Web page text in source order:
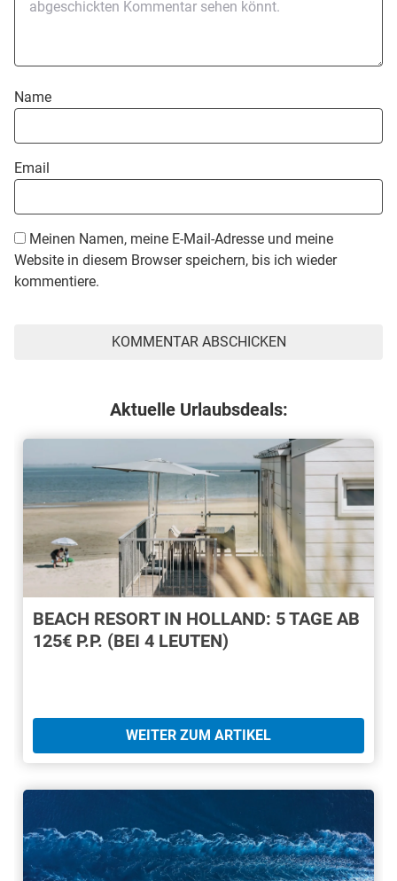
Name
Email
Meinen Namen, meine E-Mail-Adresse und meine
Website in diesem Browser speichern, bis ich wieder
kommentiere.
Aktuelle Urlaubsdeals:
BEACH RESORT IN HOLLAND: 5 TAGE AB
125€ P.P. (BEI 4 LEUTEN)
WEITER ZUM ARTIKEL